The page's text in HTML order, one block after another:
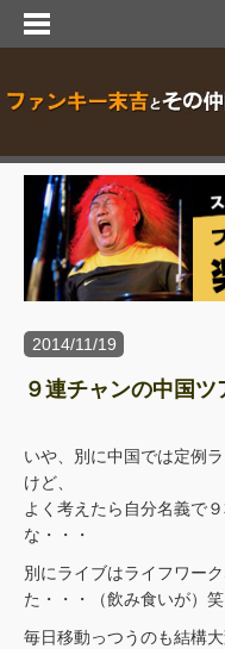
2014/11/19
９連チャンの中国ツ
いや、別に中国では定例
けど、
よく考えたら自分名義で
な・・・
別にライブはライフワー
た・・・（飲み食いが）笑
毎日移動っつうのも結構大